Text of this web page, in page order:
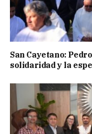
San Cayetano:
solidaridad y la